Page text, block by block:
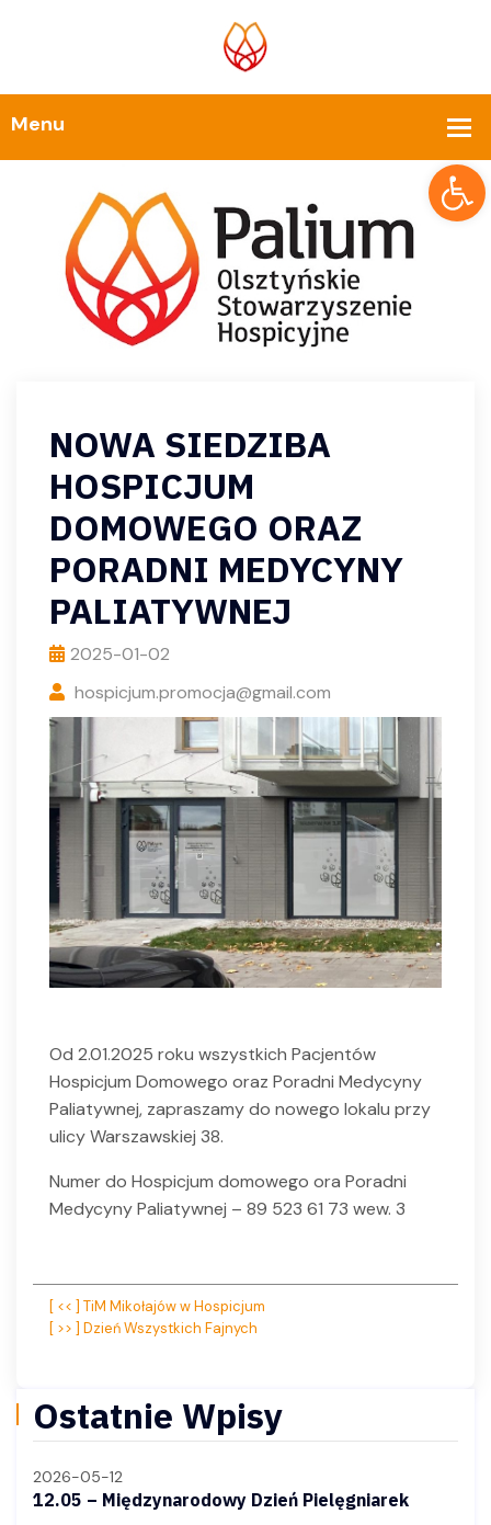
NOWA SIEDZIBA
HOSPICJUM
DOMOWEGO ORAZ
PORADNI MEDYCYNY
PALIATYWNEJ
2025-01-02
hospicjum.promocja@gmail.com
Od 2.01.2025 roku wszystkich Pacjentów
Hospicjum Domowego oraz Poradni Medycyny
Paliatywnej, zapraszamy do nowego lokalu przy
ulicy Warszawskiej 38.
Numer do Hospicjum domowego ora Poradni
Medycyny Paliatywnej – 89 523 61 73 wew. 3
Nawigacja
[ << ] TiM Mikołajów w Hospicjum
[ >> ] Dzień Wszystkich Fajnych
Ostatnie Wpisy
2026-05-12
12.05 – Międzynarodowy Dzień Pielęgniarek